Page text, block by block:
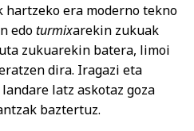
hartzeko era moderno tekno
edoturmixarekin zukuak
zukuarekin batera, limoi
dira. Iragazi eta
latz askotaz goza
baztertuz.